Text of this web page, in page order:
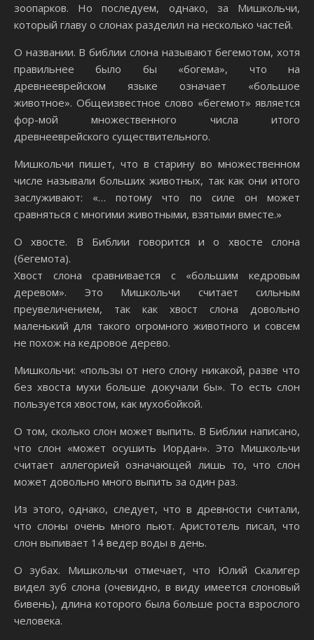
зоопарков. Но последуем, однако, за Мишкольчи,
который главу о слонах разделил на несколько частей.
О названии. В библии слона называют бегемотом, хотя
правильнее было бы «богема», что на
древнееврейском языке означает «большое
животное». Общеизвестное слово «бегемот» является
фор-мой множественного числа итого
древнееврейского существительного.
Мишкольчи пишет, что в старину во множественном
числе называли больших животных, так как они итого
заслуживают: «… потому что по силе он может
сравняться с многими животными, взятыми вместе.»
О хвосте. В Библии говорится и о хвосте слона
(бегемота).
Хвост слона сравнивается с «большим кедровым
деревом». Это Мишкольчи считает сильным
преувеличением, так как хвост слона довольно
маленький для такого огромного животного и совсем
не похож на кедровое дерево.
Мишкольчи: «пользы от него слону никакой, разве что
без хвоста мухи больше докучали бы». То есть слон
пользуется хвостом, как мухобойкой.
О том, сколько слон может выпить. В Библии написано,
что слон «может осушить Иордан». Это Мишкольчи
считает аллегорией означающей лишь то, что слон
может довольно много выпить за один раз.
Из этого, однако, следует, что в древности считали,
что слоны очень много пьют. Аристотель писал, что
слон выпивает 14 ведер воды в день.
О зубах. Мишкольчи отмечает, что Юлий Скалигер
видел зуб слона (очевидно, в виду имеется слоновый
бивень), длина которого была больше роста взрослого
человека.